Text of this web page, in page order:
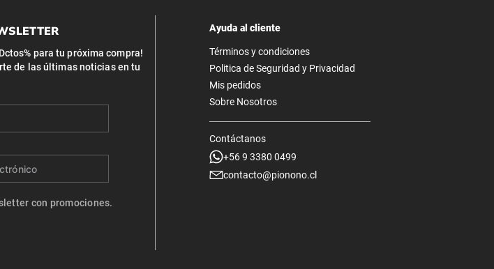
para tu próxima compra!
de las últimas noticias en tu
con promociones.
Ayuda al cliente
Términos y condiciones
Politica de Seguridad y Privacidad
Mis pedidos
Sobre Nosotros
Contáctanos
+56 9 3380 0499
contacto@pionono.cl